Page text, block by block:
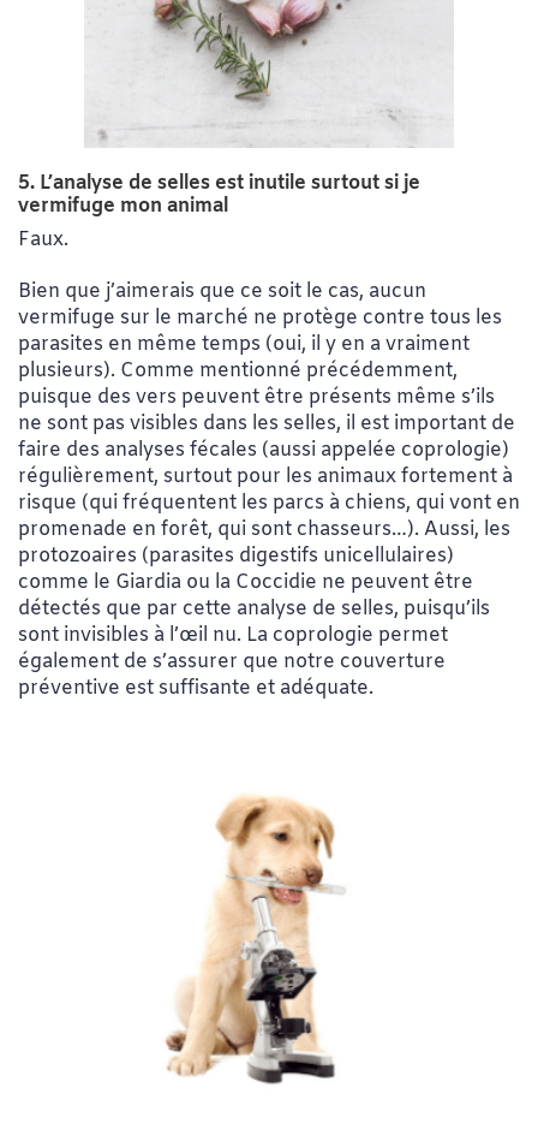
5. L’analyse de selles est inutile surtout si je
vermifuge mon animal
Faux.
Bien que j’aimerais que ce soit le cas, aucun
vermifuge sur le marché ne protège contre tous les
parasites en même temps (oui, il y en a vraiment
plusieurs). Comme mentionné précédemment,
puisque des vers peuvent être présents même s’ils
ne sont pas visibles dans les selles, il est important de
faire des analyses fécales (aussi appelée coprologie)
régulièrement, surtout pour les animaux fortement à
risque (qui fréquentent les parcs à chiens, qui vont en
promenade en forêt, qui sont chasseurs…). Aussi, les
protozoaires (parasites digestifs unicellulaires)
comme le Giardia ou la Coccidie ne peuvent être
détectés que par cette analyse de selles, puisqu’ils
sont invisibles à l’œil nu. La coprologie permet
également de s’assurer que notre couverture
préventive est suffisante et adéquate.